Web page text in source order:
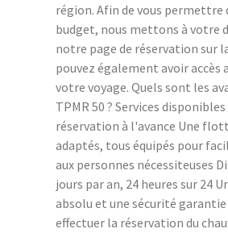
région. Afin de vous permettre
budget, nous mettons à votre
notre page de réservation sur
pouvez également avoir accès
votre voyage. Quels sont les
TPMR 50 ? Services
réservation à l'avance Une
adaptés, tous équipés pour
aux personnes nécessiteuses
jours par an, 24 heures sur 24
absolu et une sécurité
effectuer la réservation du